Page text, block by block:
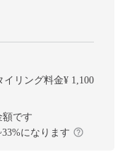
イリング料金¥ 1,100
額です
33%になります